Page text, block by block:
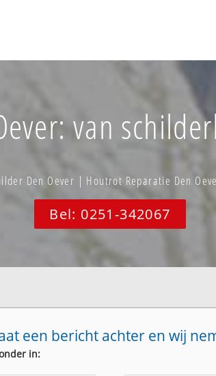
van
Den Oever | Houtrot Reparatie Den
Bel: 0251-342067
een bericht achter en wij
in: